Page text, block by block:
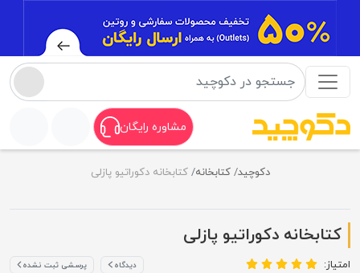
مشاوره رایگان
دکوچید کتابخانه کتابخانه دکوراتیو پازلی
کتابخانه دکوراتیو پازلی
امتیاز: دیدگاه پرسشی ثبت نشده